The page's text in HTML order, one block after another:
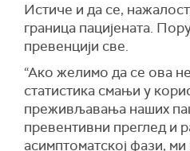
Истиче и да се,
граница пацијената.
превенцији све.
“Ако желимо да се ова
статистика смањи у
преживљавања наших
превентивни преглед и
асимптоматској фази,